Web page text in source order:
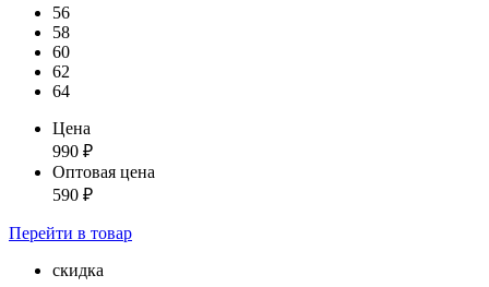
56
58
60
62
64
Цена
990 ₽
Оптовая цена
590 ₽
Перейти в товар
скидка